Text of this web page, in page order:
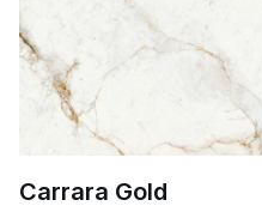
Carrara Gold